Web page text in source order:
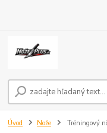
Úvod Nože Tréningový